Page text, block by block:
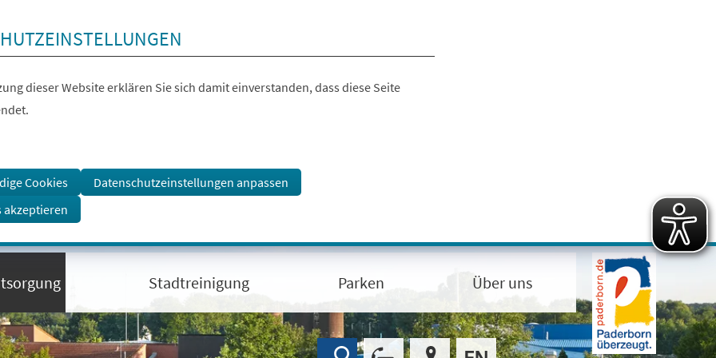
dieser Website erklären Sie sich damit einverstanden, dass diese Seite
Cookies
Datenschutzeinstellungen anpassen
akzeptieren
Stadtreinigung Parken Über uns